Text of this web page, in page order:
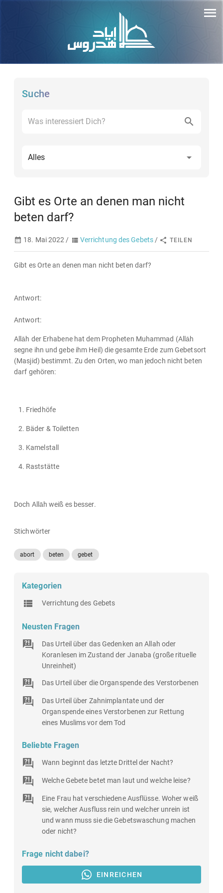
Suche
Alles
Gibt es Orte an denen man nicht
beten darf?
18. Mai 2022 / Verrichtung des Gebets / TEILEN
Gibt es Orte an denen man nicht beten darf?
Antwort:
Antwort:
Allāh der Erhabene hat dem Propheten Muhammad (Allāh
segne ihn und gebe ihm Heil) die gesamte Erde zum Gebetsort
(Masjid) bestimmt. Zu den Orten, wo man jedoch nicht beten
darf gehören:
Friedhöfe
Bäder & Toiletten
Kamelstall
Raststätte
Doch Allāh weiß es besser.
Stichwörter
abort beten gebet
Kategorien
Verrichtung des Gebets
Neusten Fragen
Das Urteil über das Gedenken an Allah oder
Koranlesen im Zustand der Janaba (große rituelle
Unreinheit)
Das Urteil über die Organspende des Verstorbenen
Das Urteil über Zahnimplantate und der
Organspende eines Verstorbenen zur Rettung
eines Muslims vor dem Tod
Beliebte Fragen
Wann beginnt das letzte Drittel der Nacht?
Welche Gebete betet man laut und welche leise?
Eine Frau hat verschiedene Ausflüsse. Woher weiß
sie, welcher Ausfluss rein und welcher unrein ist
und wann muss sie die Gebetswaschung machen
oder nicht?
Frage nicht dabei?
EINREICHEN